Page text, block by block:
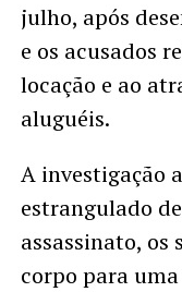
julho, após
e os acusados
locação e ao
aluguéis.
A investigação
estrangulado
assassinato, os
corpo para